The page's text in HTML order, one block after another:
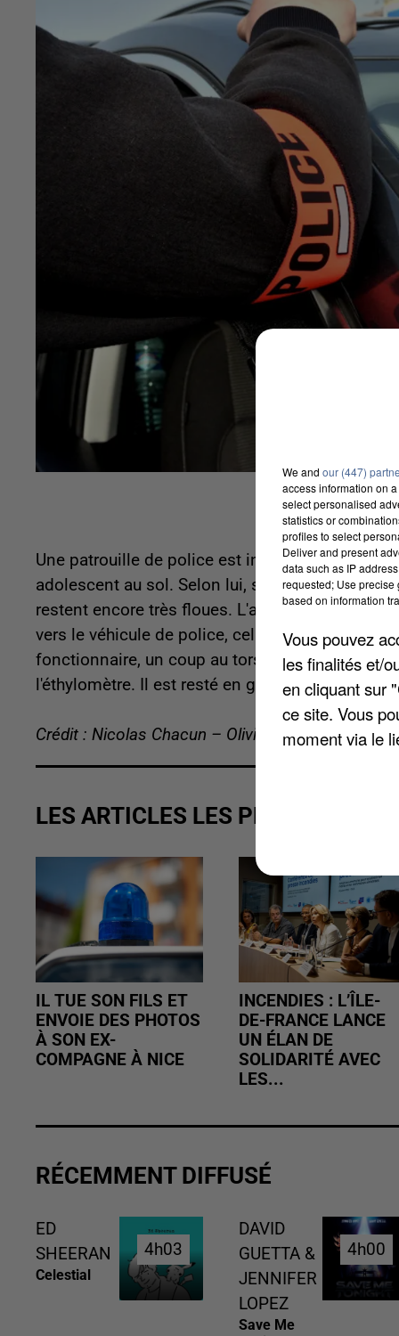
Une patrouille de police est intervenue rue
adolescent au sol. Selon lui, son agresseur l'a
restent encore très floues. L'adolescent, âgé
vers le véhicule de police, celui-ci s'est
fonctionnaire, un coup au torse d'un autre.
l'éthylomètre. Il est resté en garde à vue.
Crédit : Nicolas Chacun – Olivier Doyen
LES ARTICLES LES PLUS VUS
IL TUE SON FILS ET
ENVOIE DES PHOTOS
À SON EX-
COMPAGNE À NICE
INCENDIES : L’ÎLE-
DE-FRANCE LANCE
UN ÉLAN DE
SOLIDARITÉ AVEC
LES...
RÉCEMMENT DIFFUSÉ
ED
SHEERAN
Celestial
4h03
4h03
DAVID
GUETTA &
JENNIFER
LOPEZ
Save Me
4h00
4h00
We and our (447)
access information on
select personalised
statistics or
profiles to select
Deliver and present
data such as IP
requested; Use precise
based on information
Vous pouvez
les finalités et/
en cliquant sur
ce site. Vous
moment via le